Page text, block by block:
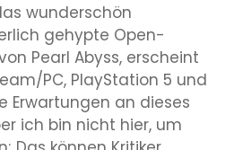
wunderschön
gehypte Open-
Pearl Abyss, erscheint
PC, PlayStation 5 und
Erwartungen an dieses
ich bin nicht hier, um